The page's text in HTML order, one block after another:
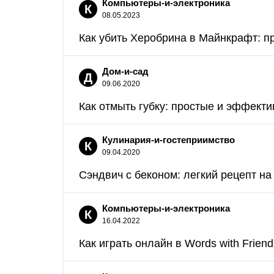
К Компьютеры-и-электроника
08.05.2023
Как убить Херобрина в Майнкрафт:
Д Дом-и-сад
09.06.2020
Как отмыть губку: простые и
К Кулинария-и-гостеприимство
09.04.2020
Сэндвич с беконом: легкий рецепт
К Компьютеры-и-электроника
16.04.2022
Как играть онлайн в Words with